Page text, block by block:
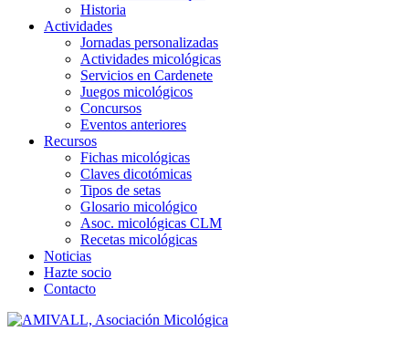
Historia
Actividades
Jornadas personalizadas
Actividades micológicas
Servicios en Cardenete
Juegos micológicos
Concursos
Eventos anteriores
Recursos
Fichas micológicas
Claves dicotómicas
Tipos de setas
Glosario micológico
Asoc. micológicas CLM
Recetas micológicas
Noticias
Hazte socio
Contacto